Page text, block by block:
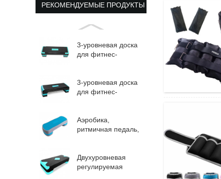
РЕКОМЕНДУЕМЫЕ ПРОДУКТЫ
3-уровневая доска
для фитнес-
аэробная стойка...
3-уровневая доска
для фитнес-
аэробная стойка...
Аэробика,
ритмичная педаль,
посадка...
Двухуровневая
регулируемая